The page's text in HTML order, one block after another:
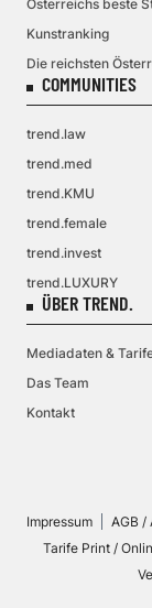
Österreichs beste
Kunstranking
Die reichsten
COMMUNITIES
trend.law
trend.med
trend.KMU
trend.female
trend.invest
trend.LUXURY
ÜBER TREND.
Mediadaten &
Das Team
Kontakt
Impressum AGB /
Tarife Print /